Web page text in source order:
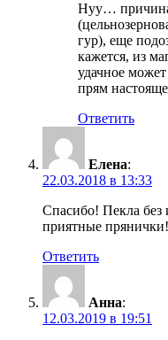
Нуу…
гур), еще
кажется, из
удачное
прям
Ответить
Елена:
22.03.2018 в 13:33
Спасибо! Пекла
приятные прянички!
Ответить
Анна:
12.03.2019 в 19:51